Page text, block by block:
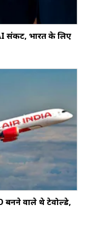
संकट, भारत के लिए
बनने वाले थे टेवोल्डे,